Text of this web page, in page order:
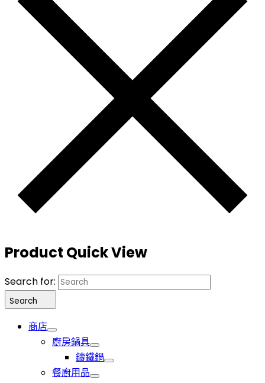
Product Quick View
Search for:
Search
商店
廚房鍋具
鑄鐵鍋
餐廚用品